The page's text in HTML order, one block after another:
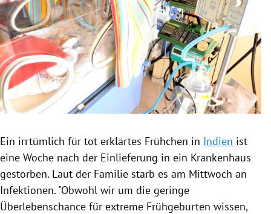
Untermenü
Untermenü
Untermenü
Untermenü
Untermenü
Untermenü
Untermenü
Ein irrtümlich für tot erklärtes Frühchen in Indien ist
eine Woche nach der Einlieferung in ein Krankenhaus
gestorben. Laut der Familie starb es am Mittwoch an
Infektionen. "Obwohl wir um die geringe
Überlebenschance für extreme Frühgeburten wissen,